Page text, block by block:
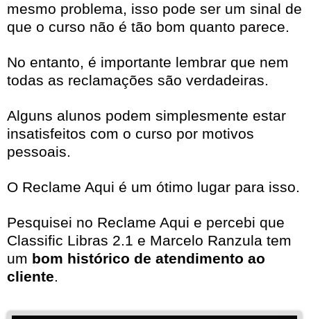
mesmo problema, isso pode ser um sinal de
que o curso não é tão bom quanto parece.
No entanto, é importante lembrar que nem
todas as reclamações são verdadeiras.
Alguns alunos podem simplesmente estar
insatisfeitos com o curso por motivos
pessoais.
O Reclame Aqui é um ótimo lugar para isso.
Pesquisei no Reclame Aqui e percebi que
Classific Libras 2.1 e Marcelo Ranzula tem
um bom histórico de atendimento ao
cliente.